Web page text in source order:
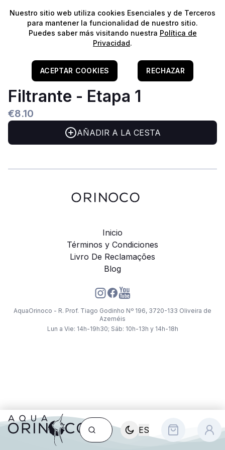
⭐️¡Envíos gratis para pedidos superiores a 60€!*⭐️
ES
Filtragem/Matérias Filtrantes Esponjas
Fluval Bloco De Espuma
Filtrante - Etapa 1
€8.10
AÑADIR A LA CESTA
Inicio
Términos y Condiciones
Livro De Reclamações
Blog
AquaOrinoco - R. Prof. Tiago Godinho Nº 196, 3720-133 Oliveira de
Azeméis
Lun a Vie: 14h-19h30; Sáb: 10h-13h y 14h-18h
Nuestro sitio web utiliza cookies Esenciales y de Terceros
para mantener la funcionalidad de nuestro sitio.
Puedes saber más visitando nuestra Política de
Privacidad.
ACEPTAR COOKIES RECHAZAR